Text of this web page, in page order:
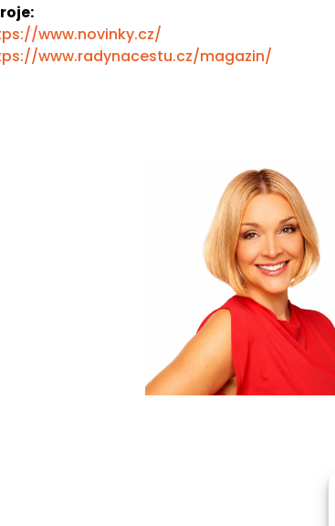
www.novinky.cz/
www.radynacestu.cz/magazin/